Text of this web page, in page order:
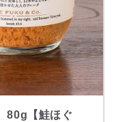
80g【鮭ほぐ